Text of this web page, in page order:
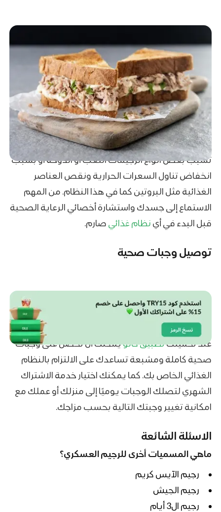
تسبب بعض انواع الرجيمات التعب أو الدوخة أو بسبب
انخفاض تناول السعرات الحرارية ونقص العناصر
الغذائية مثل البروتين كما في هذا النظام. من المهم
الاستماع إلى جسدك واستشارة أخصائي الرعاية الصحية
قبل البدء في أي نظام غذائي صارم.
توصيل وجبات صحية
عند تحميلكتطبيق كالويمكنك أن تحصل على وجبات
صحية كاملة ومشبعة تساعدك على الالتزام بالنظام
الغذائي الخاص بك. كما يمكنك اختيار خدمة الاشتراك
الشهري لتصلك الوجبات يوميًا إلى منزلك أو عملك مع
امكانية تغيير وجبتك التالية بحسب مزاجك.
الاسئلة الشائعة
ماهي المسميات أخرى للرجيم العسكري؟
رجيم الآيس كريم
رجيم الجيش
رجيم ال3 أيام